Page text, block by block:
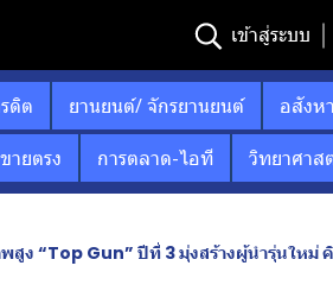
เข้าสู่ระบบ
ดิต ยานยนต์/ จักรยานยนต์
อสังห
ายตรง การตลาด-ไอที วิทยาศาส
ปีที่ 3 มุ่งสร้างผู้นำรุ่นใหม่ คิดเชิงยุทธศาสตร์